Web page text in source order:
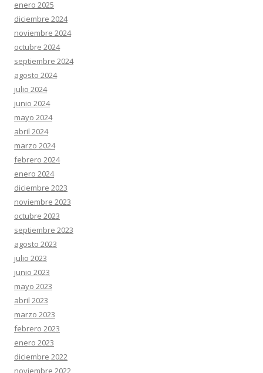
enero 2025
diciembre 2024
noviembre 2024
octubre 2024
septiembre 2024
agosto 2024
julio 2024
junio 2024
mayo 2024
abril 2024
marzo 2024
febrero 2024
enero 2024
diciembre 2023
noviembre 2023
octubre 2023
septiembre 2023
agosto 2023
julio 2023
junio 2023
mayo 2023
abril 2023
marzo 2023
febrero 2023
enero 2023
diciembre 2022
noviembre 2022